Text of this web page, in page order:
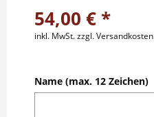
54,00 € *
inkl. MwSt.zzgl. Versandkosten
Name (max. 12 Zeichen)